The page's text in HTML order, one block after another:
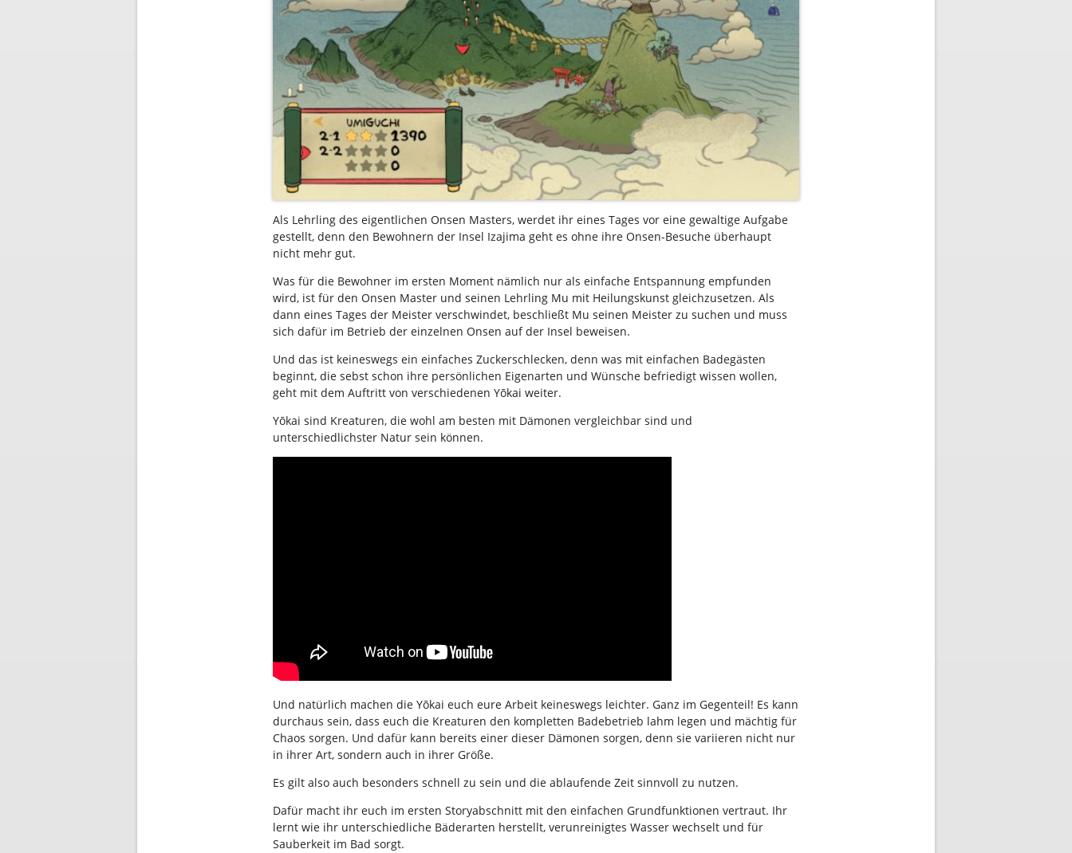
Als Lehrling des eigentlichen Onsen Masters, werdet ihr eines Tages vor eine gewaltige Aufgabe
gestellt, denn den Bewohnern der Insel Izajima geht es ohne ihre Onsen-Besuche überhaupt
nicht mehr gut.
Was für die Bewohner im ersten Moment nämlich nur als einfache Entspannung empfunden
wird, ist für den Onsen Master und seinen Lehrling Mu mit Heilungskunst gleichzusetzen. Als
dann eines Tages der Meister verschwindet, beschließt Mu seinen Meister zu suchen und muss
sich dafür im Betrieb der einzelnen Onsen auf der Insel beweisen.
Und das ist keineswegs ein einfaches Zuckerschlecken, denn was mit einfachen Badegästen
beginnt, die sebst schon ihre persönlichen Eigenarten und Wünsche befriedigt wissen wollen,
geht mit dem Auftritt von verschiedenen Yōkai weiter.
Yōkai sind Kreaturen, die wohl am besten mit Dämonen vergleichbar sind und
unterschiedlichster Natur sein können.
Und natürlich machen die Yōkai euch eure Arbeit keineswegs leichter. Ganz im Gegenteil! Es kann
durchaus sein, dass euch die Kreaturen den kompletten Badebetrieb lahm legen und mächtig für
Chaos sorgen. Und dafür kann bereits einer dieser Dämonen sorgen, denn sie variieren nicht nur
in ihrer Art, sondern auch in ihrer Größe.
Es gilt also auch besonders schnell zu sein und die ablaufende Zeit sinnvoll zu nutzen.
Dafür macht ihr euch im ersten Storyabschnitt mit den einfachen Grundfunktionen vertraut. Ihr
lernt wie ihr unterschiedliche Bäderarten herstellt, verunreinigtes Wasser wechselt und für
Sauberkeit im Bad sorgt.